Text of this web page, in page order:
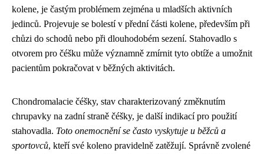
kolene, je častým problémem zejména u mladších aktivních
jedinců. Projevuje se bolestí v přední části kolene, především při
chůzi do schodů nebo při dlouhodobém sezení. Stahovadlo s
otvorem pro čéšku může významně zmírnit tyto obtíže a umožnit
pacientům pokračovat v běžných aktivitách.
Chondromalacie čéšky, stav charakterizovaný změknutím
chrupavky na zadní straně čéšky, je další indikací pro použití
stahovadla. Toto onemocnění se často vyskytuje u běžců a
sportovců, kteří své koleno pravidelně zatěžují. Správně zvolené